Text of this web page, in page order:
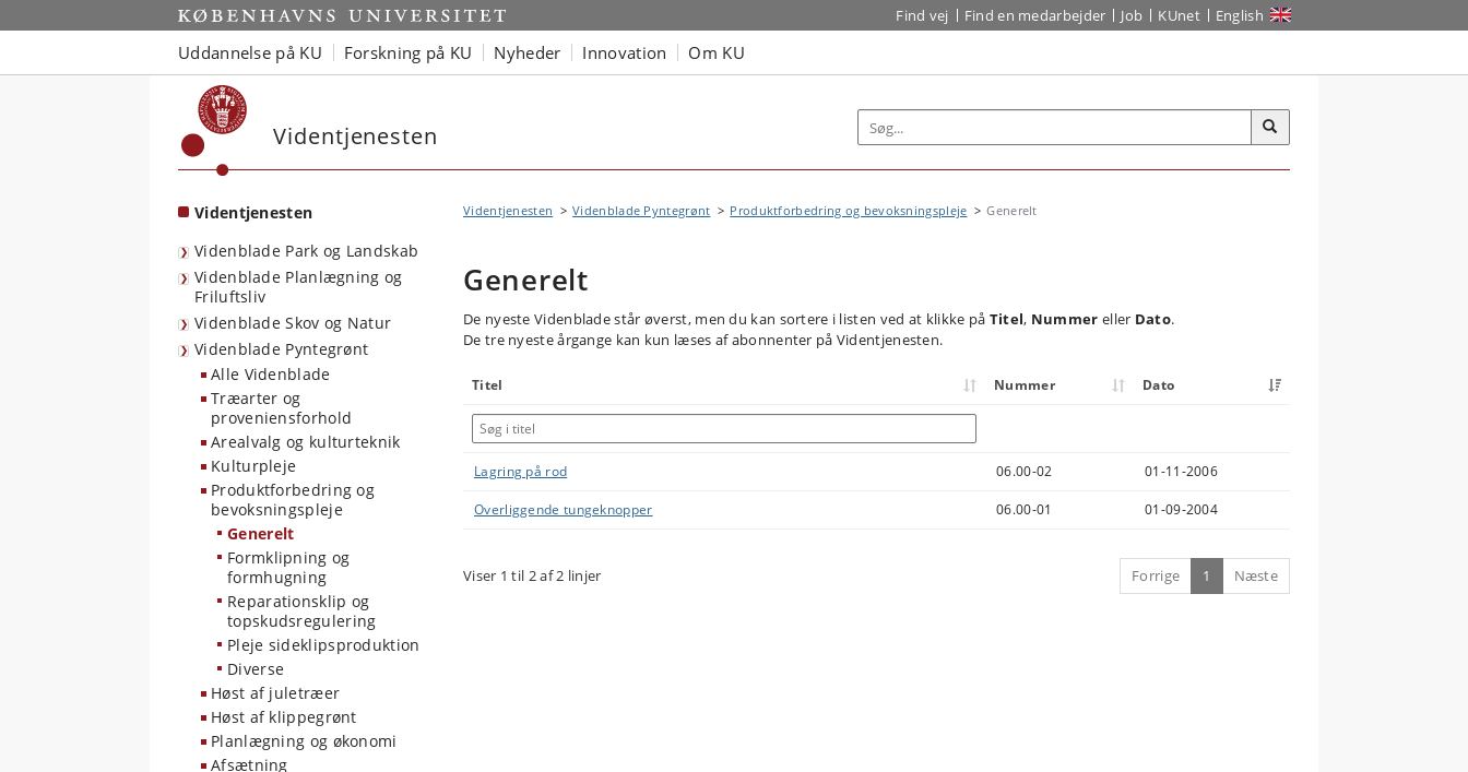
Start Find vej Find en medarbejder Job KUnet English
Uddannelse på KU Forskning på KU Nyheder Innovation Om KU
Videntjenesten
Videntjenesten
Videnblade Park og Landskab
Videnblade Planlægning og
Friluftsliv
Videnblade Skov og Natur
Videnblade Pyntegrønt
Alle Videnblade
Træarter og
proveniensforhold
Arealvalg og kulturteknik
Kulturpleje
Produktforbedring og
bevoksningspleje
Generelt
Formklipning og
formhugning
Reparationsklip og
topskudsregulering
Pleje sideklipsproduktion
Diverse
Høst af juletræer
Høst af klippegrønt
Planlægning og økonomi
Afsætning
Videntjenesten Videnblade Pyntegrønt Produktforbedring og bevoksningspleje Generelt
Generelt
De nyeste Videnblade står øverst, men du kan sortere i listen ved at klikke på Titel, Nummer eller Dato.
De tre nyeste årgange kan kun læses af abonnenter på Videntjenesten.
Titel Nummer Dato
Lagring på rod 06.00-02 01-11-2006
Overliggende tungeknopper 06.00-01 01-09-2004
Viser 1 til 2 af 2 linjer Forrige 1 Næste